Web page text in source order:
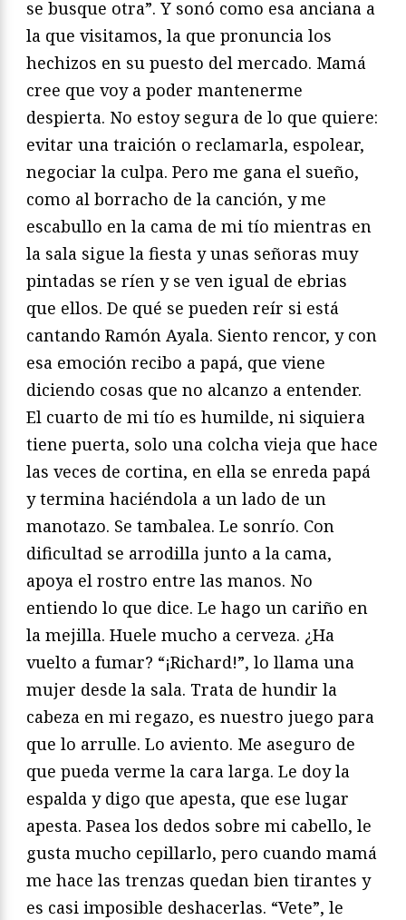
se busque otra”. Y sonó como esa anciana a
la que visitamos, la que pronuncia los
hechizos en su puesto del mercado. Mamá
cree que voy a poder mantenerme
despierta. No estoy segura de lo que quiere:
evitar una traición o reclamarla, espolear,
negociar la culpa. Pero me gana el sueño,
como al borracho de la canción, y me
escabullo en la cama de mi tío mientras en
la sala sigue la fiesta y unas señoras muy
pintadas se ríen y se ven igual de ebrias
que ellos. De qué se pueden reír si está
cantando Ramón Ayala. Siento rencor, y con
esa emoción recibo a papá, que viene
diciendo cosas que no alcanzo a entender.
El cuarto de mi tío es humilde, ni siquiera
tiene puerta, solo una colcha vieja que hace
las veces de cortina, en ella se enreda papá
y termina haciéndola a un lado de un
manotazo. Se tambalea. Le sonrío. Con
dificultad se arrodilla junto a la cama,
apoya el rostro entre las manos. No
entiendo lo que dice. Le hago un cariño en
la mejilla. Huele mucho a cerveza. ¿Ha
vuelto a fumar? “¡Richard!”, lo llama una
mujer desde la sala. Trata de hundir la
cabeza en mi regazo, es nuestro juego para
que lo arrulle. Lo aviento. Me aseguro de
que pueda verme la cara larga. Le doy la
espalda y digo que apesta, que ese lugar
apesta. Pasea los dedos sobre mi cabello, le
gusta mucho cepillarlo, pero cuando mamá
me hace las trenzas quedan bien tirantes y
es casi imposible deshacerlas. “Vete”, le